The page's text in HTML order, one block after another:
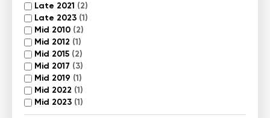
Late 2021 (2)
Late 2023 (1)
Mid 2010 (2)
Mid 2012 (1)
Mid 2015 (2)
Mid 2017 (3)
Mid 2019 (1)
Mid 2022 (1)
Mid 2023 (1)